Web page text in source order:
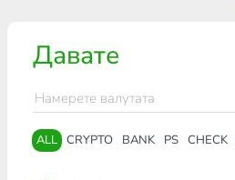
Давате
ALL CRYPTO BANK PS CHECK